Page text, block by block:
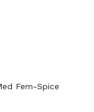
Fem-Spice